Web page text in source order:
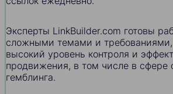
Эксперты LinkBuilder.com готовы
сложными темами и требованиями,
высокий уровень контроля и
продвижения, в том числе в сфере
гемблинга.